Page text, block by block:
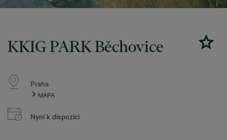
KKIG PARK Běchovice
Praha
MAPA
Nyní k dispozici